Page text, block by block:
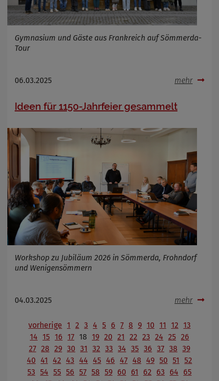
Gymnasium und Gäste aus Frankreich auf Sömmerda-
Tour
06.03.2025 mehr
Ideen für 1150-Jahrfeier gesammelt
Workshop zu Jubiläum 2026 in Sömmerda, Frohndorf
und Wenigensömmern
04.03.2025 mehr
vorherige 1 2 3 4 5 6 7 8 9 10 11 12 13
14 15 16 17 18 19 20 21 22 23 24 25 26
27 28 29 30 31 32 33 34 35 36 37 38 39
40 41 42 43 44 45 46 47 48 49 50 51
52
53 54 55 56 57 58 59 60 61 62 63 64
65